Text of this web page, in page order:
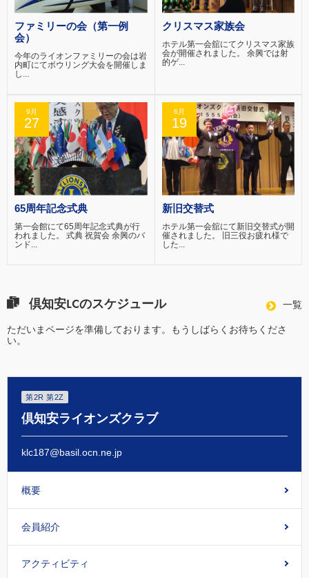
ファミリーの会（第一例
会）
今年のライオンファミリーの会は岩
内町にてボウリング大会を開催しま
し...
クリスマス家族会
ホテル第一会舘にてクリスマス家族
会が開催されました。 余興では射
的ゲ...
9月
27
65周年記念式典
第一会館にて65周年記念式典が行
われました。 式典 祝賀会 余興のバ
ンド...
6月
19
新旧交替式
ホテル第一会舘にて新旧交替式が開
催されました。 旧三役お疲れ様で
した...
倶知安LCのスケジュール 一覧
ただいまページを準備しております。もうしばらくお待ちくださ
い。
第2R 第2Z
倶知安ライオンズクラブ
klc187@basil.ocn.ne.jp
概要
会員紹介
アクティビティ